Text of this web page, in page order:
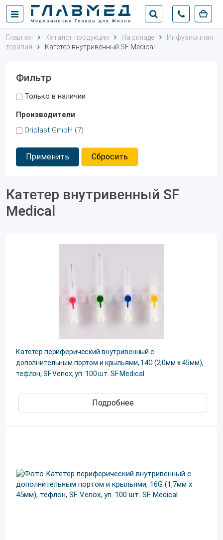
Главная Каталог продукции На складе
Инфузионная
терапия
Катетер внутривенный SF Medical
Фильтр
Только в наличии
Производители
Oriplast GmbH (7)
Применить Сбросить
Катетер внутривенный SF
Medical
Катетер периферический внутривенный с
дополнительным портом и крыльями, 14G (2,0мм х 45мм),
тефлон, SF Venox, уп. 100 шт. SF Medical
Подробнее